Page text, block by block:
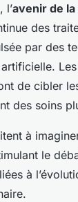
, l’avenir de
des
par des
de cibler
des soins
à
le
liées à